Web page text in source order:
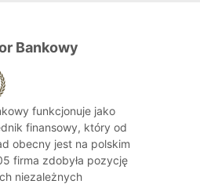
Bankowy
funkcjonuje jako
finansowy, który od
obecny jest na polskim
firma zdobyła pozycję
niezależnych